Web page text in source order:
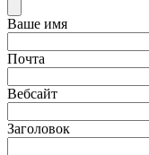
Ваше имя
Почта
Вебсайт
Заголовок